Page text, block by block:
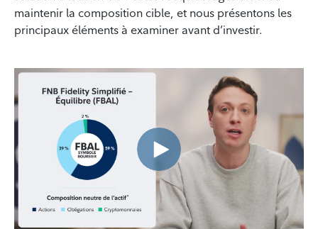
maintenir la composition cible, et nous présentons les
principaux éléments à examiner avant d’investir.